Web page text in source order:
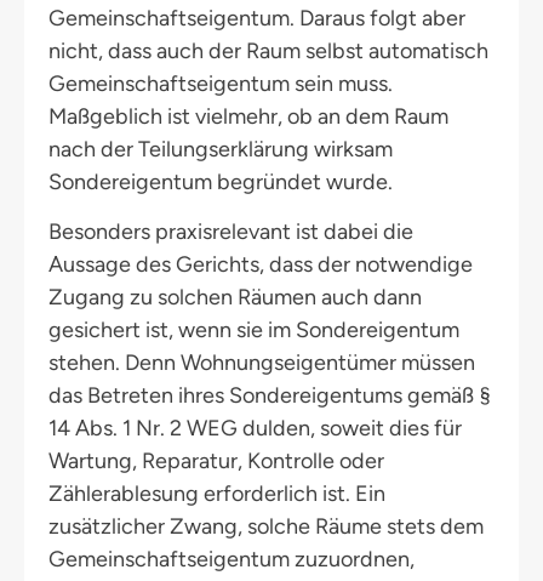
Gemeinschaftseigentum. Daraus folgt aber
nicht, dass auch der Raum selbst automatisch
Gemeinschaftseigentum sein muss.
Maßgeblich ist vielmehr, ob an dem Raum
nach der Teilungserklärung wirksam
Sondereigentum begründet wurde.
Besonders praxisrelevant ist dabei die
Aussage des Gerichts, dass der notwendige
Zugang zu solchen Räumen auch dann
gesichert ist, wenn sie im Sondereigentum
stehen. Denn Wohnungseigentümer müssen
das Betreten ihres Sondereigentums gemäß §
14 Abs. 1 Nr. 2 WEG dulden, soweit dies für
Wartung, Reparatur, Kontrolle oder
Zählerablesung erforderlich ist. Ein
zusätzlicher Zwang, solche Räume stets dem
Gemeinschaftseigentum zuzuordnen,